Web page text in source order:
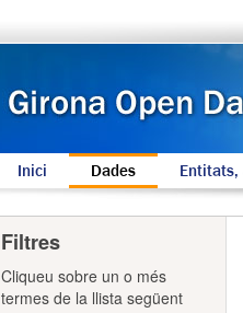
Inici Dades
Filtres
Cliqueu sobre un o més
termes de la llista següent